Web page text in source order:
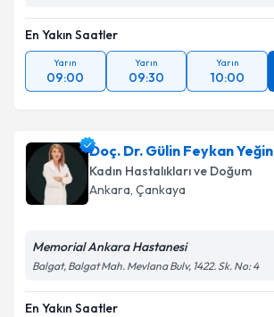
En Yakın Saatler
Yarın
09:00
Yarın
09:30
Yarın
10:00
Doç. Dr. Gülin Feykan Yeğin
Kadın Hastalıkları ve Doğum
Ankara, Çankaya
Memorial Ankara Hastanesi
Balgat, Balgat Mah. Mevlana Bulv, 1422. Sk. No: 4
En Yakın Saatler